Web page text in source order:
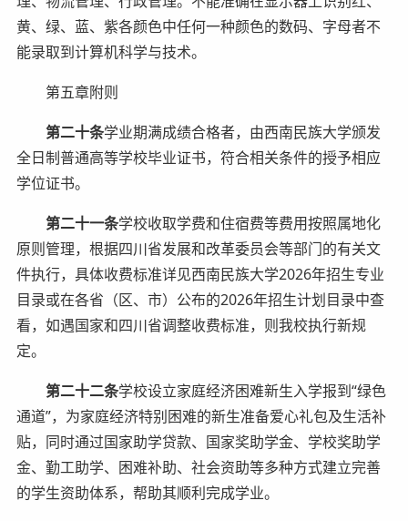
黄、绿、蓝、紫各颜色中任何一种颜色的数码、字母者不
能录取到计算机科学与技术。
第五章附则
第二十条学业期满成绩合格者，由西南民族大学颁发
全日制普通高等学校毕业证书，符合相关条件的授予相应
学位证书。
第二十一条学校收取学费和住宿费等费用按照属地化
原则管理，根据四川省发展和改革委员会等部门的有关文
件执行，具体收费标准详见西南民族大学2026年招生专业
目录或在各省（区、市）公布的2026年招生计划目录中查
看，如遇国家和四川省调整收费标准，则我校执行新规
定。
第二十二条学校设立家庭经济困难新生入学报到“绿色
通道”，为家庭经济特别困难的新生准备爱心礼包及生活补
贴，同时通过国家助学贷款、国家奖助学金、学校奖助学
金、勤工助学、困难补助、社会资助等多种方式建立完善
的学生资助体系，帮助其顺利完成学业。